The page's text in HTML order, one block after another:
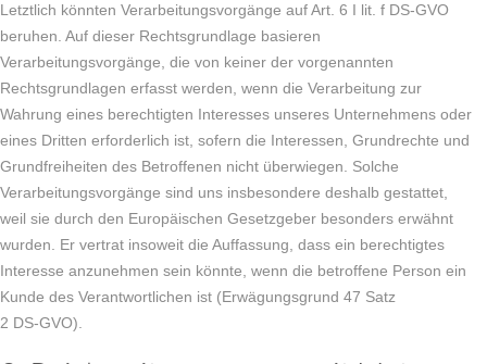
Letztlich könnten Verarbeitungsvorgänge auf Art. 6 I lit. f DS-GVO
beruhen. Auf dieser Rechtsgrundlage basieren
Verarbeitungsvorgänge, die von keiner der vorgenannten
Rechtsgrundlagen erfasst werden, wenn die Verarbeitung zur
Wahrung eines berechtigten Interesses unseres Unternehmens oder
eines Dritten erforderlich ist, sofern die Interessen, Grundrechte und
Grundfreiheiten des Betroffenen nicht überwiegen. Solche
Verarbeitungsvorgänge sind uns insbesondere deshalb gestattet,
weil sie durch den Europäischen Gesetzgeber besonders erwähnt
wurden. Er vertrat insoweit die Auffassung, dass ein berechtigtes
Interesse anzunehmen sein könnte, wenn die betroffene Person ein
Kunde des Verantwortlichen ist (Erwägungsgrund 47 Satz
2 DS-GVO).